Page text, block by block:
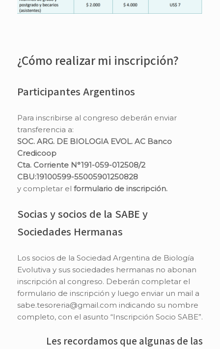
¿Cómo realizar mi inscripción?
Participantes Argentinos
Para inscribirse al congreso deberán enviar
transferencia a:
SOC. ARG. DE BIOLOGIA EVOL. AC Banco
Credicoop
Cta. Corriente N°191-059-012508/2
CBU:19100599-55005901250828
y completar el formulario de inscripción.
Socias y socios de la SABE y
Sociedades Hermanas
Los socios de la Sociedad Argentina de Biología
Evolutiva y sus sociedades hermanas no abonan
inscripción al congreso. Deberán completar el
formulario de inscripción y luego enviar un mail a
sabe.tesoreria@gmail.com indicando su nombre
completo, con el asunto “Inscripción Socio SABE”.
Les recordamos que algunas de las